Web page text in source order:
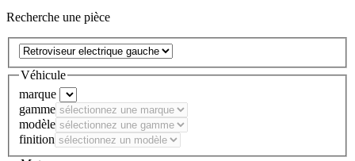
Recherche une pièce
Véhicule
marque
gamme
modèle
finition